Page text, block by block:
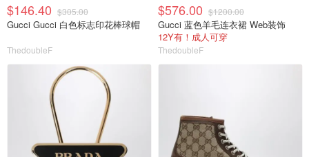
$146.40 $305.00
Gucci Gucci 白色标志印花棒球帽
ThedoubleF
$576.00 $1200.00
Gucci 蓝色羊毛连衣裙 Web装饰
12Y有！成人可穿
ThedoubleF